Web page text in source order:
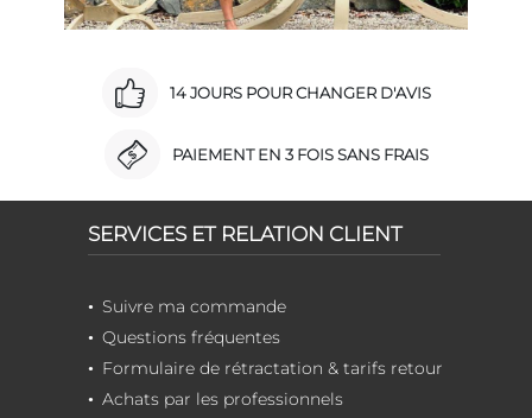
14 JOURS POUR CHANGER D'AVIS
PAIEMENT EN 3 FOIS SANS FRAIS
SERVICES ET RELATION CLIENT
Suivre ma commande
Questions fréquentes
Formulaire de rétractation & tarifs retour
Achats par les professionnels